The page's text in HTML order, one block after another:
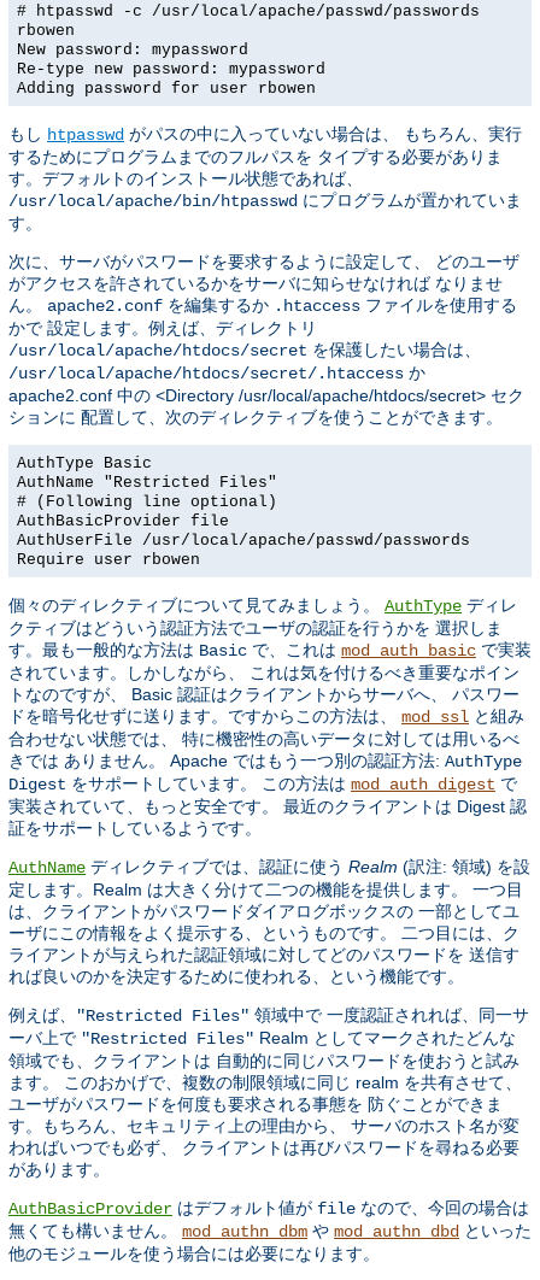
# htpasswd -c /usr/local/apache/passwd/passwords
rbowen
New password: mypassword
Re-type new password: mypassword
Adding password for user rbowen
もし htpasswd がパスの中に入っていない場合は、 もちろん、実行
するためにプログラムまでのフルパスを タイプする必要がありま
す。デフォルトのインストール状態であれば、
/usr/local/apache/bin/htpasswd にプログラムが置かれていま
す。
次に、サーバがパスワードを要求するように設定して、 どのユーザ
がアクセスを許されているかをサーバに知らせなければ なりませ
ん。 apache2.conf を編集するか .htaccess ファイルを使用する
かで 設定します。例えば、ディレクトリ
/usr/local/apache/htdocs/secret を保護したい場合は、
/usr/local/apache/htdocs/secret/.htaccess か
apache2.conf 中の <Directory /usr/local/apache/htdocs/secret> セク
ションに 配置して、次のディレクティブを使うことができます。
AuthType Basic
AuthName "Restricted Files"
# (Following line optional)
AuthBasicProvider file
AuthUserFile /usr/local/apache/passwd/passwords
Require user rbowen
個々のディレクティブについて見てみましょう。 AuthType ディレ
クティブはどういう認証方法でユーザの認証を行うかを 選択しま
す。最も一般的な方法は Basic で、これは mod_auth_basic で実装
されています。しかしながら、 これは気を付けるべき重要なポイン
トなのですが、 Basic 認証はクライアントからサーバへ、 パスワー
ドを暗号化せずに送ります。ですからこの方法は、 mod_ssl と組み
合わせない状態では、 特に機密性の高いデータに対しては用いるべ
きでは ありません。 Apache ではもう一つ別の認証方法: AuthType
Digest をサポートしています。 この方法は mod_auth_digest で
実装されていて、もっと安全です。 最近のクライアントは Digest 認
証をサポートしているようです。
AuthName ディレクティブでは、認証に使う Realm (訳注: 領域) を設
定します。Realm は大きく分けて二つの機能を提供します。 一つ目
は、クライアントがパスワードダイアログボックスの 一部としてユ
ーザにこの情報をよく提示する、というものです。 二つ目には、ク
ライアントが与えられた認証領域に対してどのパスワードを 送信す
れば良いのかを決定するために使われる、という機能です。
例えば、
"Restricted Files" 領域中で 一度認証されれば、同一サ
ーバ上で "Restricted Files" Realm としてマークされたどんな
領域でも、クライアントは 自動的に同じパスワードを使おうと試み
ます。 このおかげで、複数の制限領域に同じ realm を共有させて、
ユーザがパスワードを何度も要求される事態を 防ぐことができま
す。もちろん、セキュリティ上の理由から、 サーバのホスト名が変
わればいつでも必ず、 クライアントは再びパスワードを尋ねる必要
があります。
AuthBasicProvider はデフォルト値が file なので、今回の場合は
無くても構いません。 mod_authn_dbm や mod_authn_dbd といった
他のモジュールを使う場合には必要になります。